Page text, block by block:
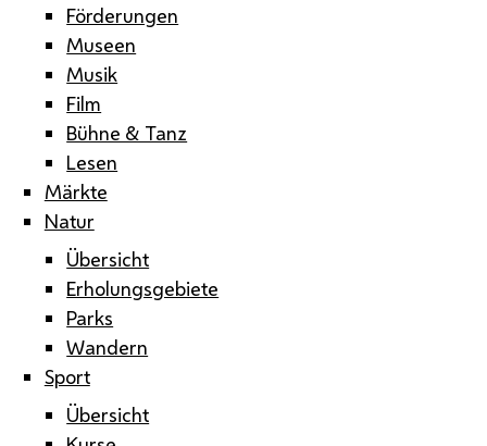
Förderungen
Museen
Musik
Film
Bühne & Tanz
Lesen
Märkte
Natur
Übersicht
Erholungsgebiete
Parks
Wandern
Sport
Übersicht